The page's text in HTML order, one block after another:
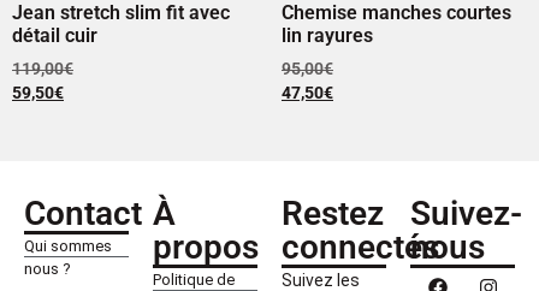
Jean stretch slim fit avec
détail cuir
119,00€
59,50€
Chemise manches courtes
lin rayures
95,00€
47,50€
Contact
Qui sommes
nous ?
À
propos
Politique de
Restez
connectés
Suivez les
Suivez-
nous